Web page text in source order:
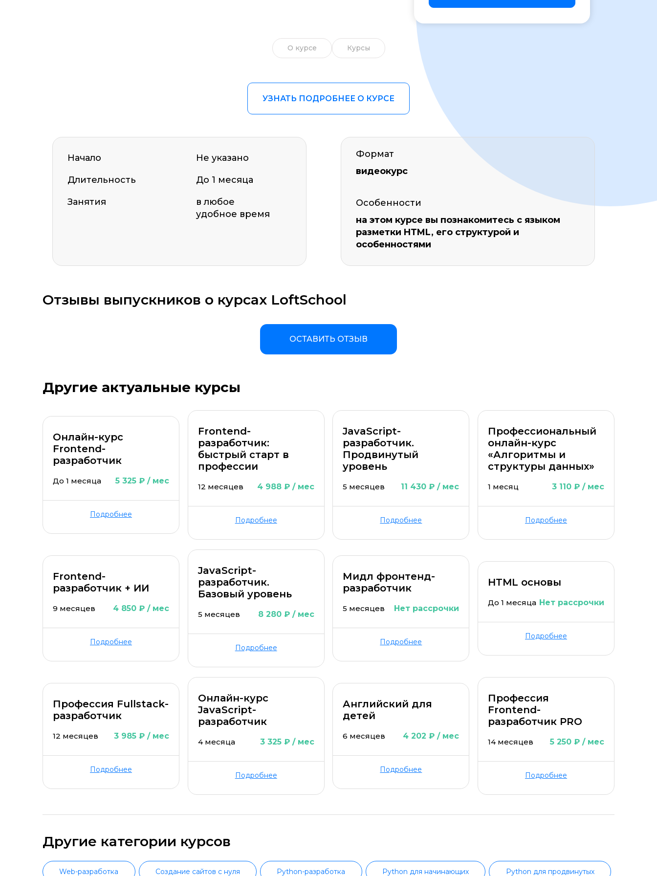
Спорт
Другое
Рукоделие
О курсе Курсы
УЗНАТЬ ПОДРОБНЕЕ О КУРСЕ
Начало
Длительность
Занятия
Не указано
До 1 месяца
в любое
удобное время
Формат
видеокурс
Особенности
на этом курсе вы познакомитесь с языком
разметки HTML, его структурой и
особенностями
Отзывы выпускников о курсах LoftSchool
ОСТАВИТЬ ОТЗЫВ
Другие актуальные курсы
Онлайн-курс
Frontend-
разработчик
До 1 месяца 5 325 ₽ / мес
Подробнее
Frontend-
разработчик:
быстрый старт в
профессии
12 месяцев 4 988 ₽ / мес
Подробнее
JavaScript-
разработчик.
Продвинутый
уровень
5 месяцев 11 430 ₽ / мес
Подробнее
Профессиональный
онлайн-курс
«Алгоритмы и
структуры данных»
1 месяц 3 110 ₽ / мес
Подробнее
Frontend-
разработчик + ИИ
9 месяцев 4 850 ₽ / мес
Подробнее
JavaScript-
разработчик.
Базовый уровень
5 месяцев 8 280 ₽ / мес
Подробнее
Мидл фронтенд-
разработчик
5 месяцев Нет рассрочки
Подробнее
HTML основы
До 1 месяца Нет рассрочки
Подробнее
Профессия Fullstack-
разработчик
12 месяцев 3 985 ₽ / мес
Подробнее
Онлайн-курс
JavaScript-
разработчик
4 месяца 3 325 ₽ / мес
Подробнее
Английский для
детей
6 месяцев 4 202 ₽ / мес
Подробнее
Профессия
Frontend-
разработчик PRO
14 месяцев 5 250 ₽ / мес
Подробнее
Другие категории курсов
Web-разработка Создание сайтов с нуля Python-разработка Python для начинающих Python для продвинутых
ОСТАВИТЬ КОММЕНТАРИЙ
Подача материала * Программа обучения * Уровень организации *